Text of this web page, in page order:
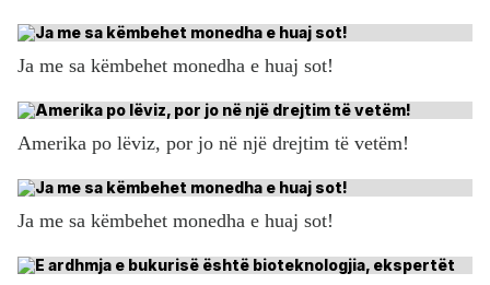
Ja me sa këmbehet monedha e huaj sot!
Amerika po lëviz, por jo në një drejtim të vetëm!
Ja me sa këmbehet monedha e huaj sot!